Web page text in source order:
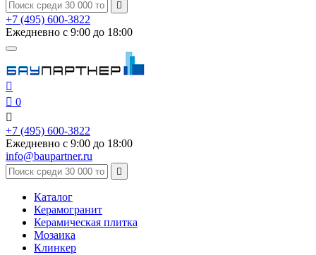

+7 (495) 600-3822
Ежедневно с 9:00 до 18:00

 0

+7 (495) 600-3822
Ежедневно с 9:00 до 18:00
info@baupartner.ru

Каталог
Керамогранит
Керамическая плитка
Мозаика
Клинкер